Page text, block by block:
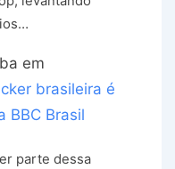
em
brasileira é
BBC Brasil
parte dessa